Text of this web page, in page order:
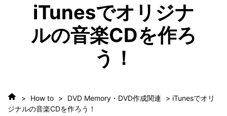
iTunesでオリジナ
ルの音楽CDを作ろ
う！
> How to > DVD Memory・DVD作成関連
> iTunesでオリ
ジナルの音楽CDを作ろう！